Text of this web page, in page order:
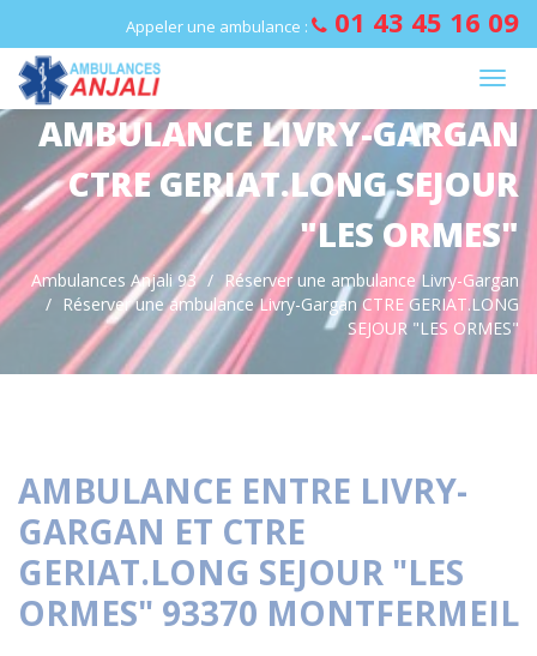
Appeler une ambulance : 01 43 45 16 09
AMBULANCE LIVRY-GARGAN
CTRE GERIAT.LONG SEJOUR
"LES ORMES"
Ambulances Anjali 93
Réserver une ambulance Livry-Gargan
Réserver une ambulance Livry-Gargan CTRE GERIAT.LONG
SEJOUR "LES ORMES"
AMBULANCE ENTRE LIVRY-
GARGAN ET CTRE
GERIAT.LONG SEJOUR "LES
ORMES" 93370 MONTFERMEIL